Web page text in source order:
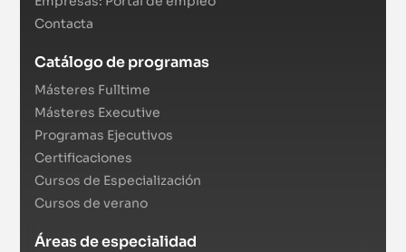
Contacta
Catálogo de programas
Másteres Fulltime
Másteres Executive
Programas Ejecutivos
Certificaciones
Cursos de Especialización
Cursos de verano
Áreas de especialidad